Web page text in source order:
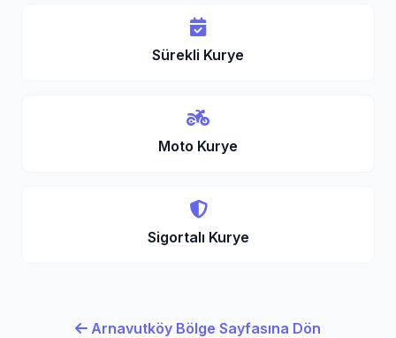
Sürekli Kurye
Moto Kurye
Sigortalı Kurye
Arnavutköy Bölge Sayfasına Dön